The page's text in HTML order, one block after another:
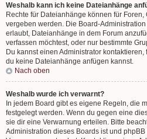
Weshalb kann ich keine Dateianhänge
Rechte für Dateianhänge können für
vergeben werden. Die Board-
erlaubt, Dateianhänge in dem Forum
verfassen möchtest, oder nur bestimmte
Du kannst einen Administrator
du keine Dateianhänge anfügen kannst.
Nach oben
Weshalb wurde ich verwarnt?
In jedem Board gibt es eigene Regeln, die
festgelegt werden. Wenn du gegen eine
sie dir eine Verwarnung erteilen. Bitte
Administration dieses Boards ist und